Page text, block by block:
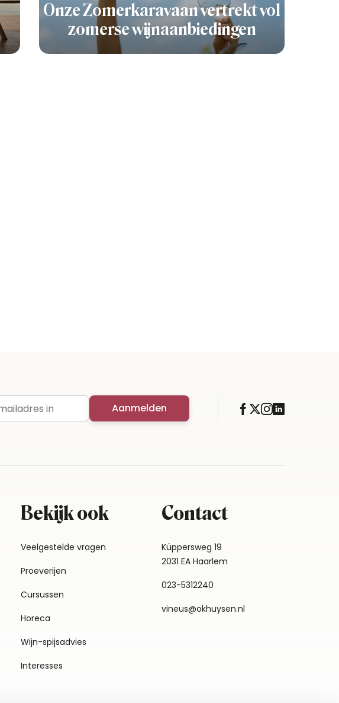
Onze Zomerkaravaan vertrekt vol
zomerse wijnaanbiedingen
Aanmelden
Bekijk ook
Veelgestelde vragen
Proeverijen
Cursussen
Horeca
Wijn-spijsadvies
Interesses
Contact
Küppersweg 19
2031 EA Haarlem
023-5312240
vineus@okhuysen.nl